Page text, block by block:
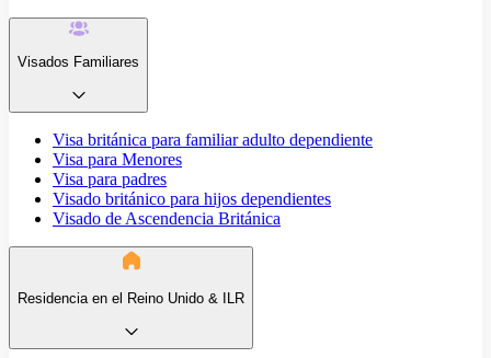
Visados Familiares
Visa británica para familiar adulto dependiente
Visa para Menores
Visa para padres
Visado británico para hijos dependientes
Visado de Ascendencia Británica
Residencia en el Reino Unido & ILR